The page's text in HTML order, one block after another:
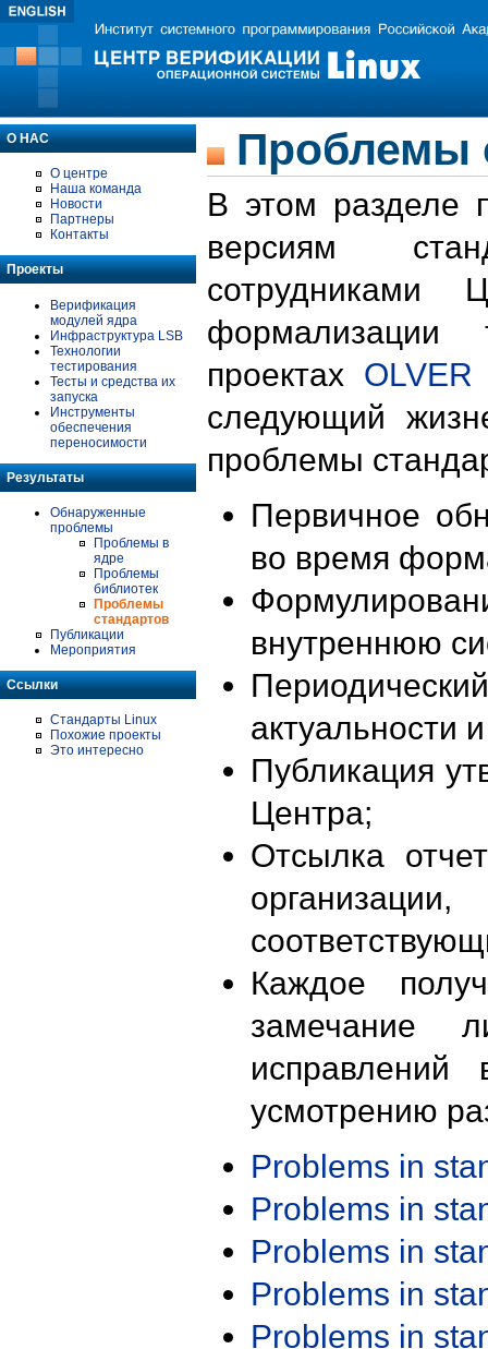
О НАС
О центре
Наша команда
Новости
Партнеры
Контакты
Проекты
Верификация
модулей ядра
Инфраструктура LSB
Технологии
тестирования
Тесты и средства их
запуска
Инструменты
обеспечения
переносимости
Результаты
Обнаруженные
проблемы
Проблемы в
ядре
Проблемы
библиотек
Проблемы
стандартов
Публикации
Мероприятия
Ссылки
Стандарты Linux
Похожие проекты
Это интересно
Проблемы
В этом разделе
версиям
формализации
проектах OLVER
следующий
проблемы
Первичное
во время
внутреннюю
актуальности
Публикация
Центра;
Отсылка
Каждое
замечание
исправлений
усмотрению
Problems in
Problems in
Problems in
Problems in
Problems in